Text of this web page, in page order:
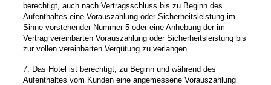
berechtigt, auch nach Vertragsschluss bis zu Beginn des
Aufenthaltes eine Vorauszahlung oder Sicherheitsleistung im
Sinne vorstehender Nummer 5 oder eine Anhebung der im
Vertrag vereinbarten Vorauszahlung oder Sicherheitsleistung bis
zur vollen vereinbarten Vergütung zu verlangen.
7. Das Hotel ist berechtigt, zu Beginn und während des
Aufenthaltes vom Kunden eine angemessene Vorauszahlung